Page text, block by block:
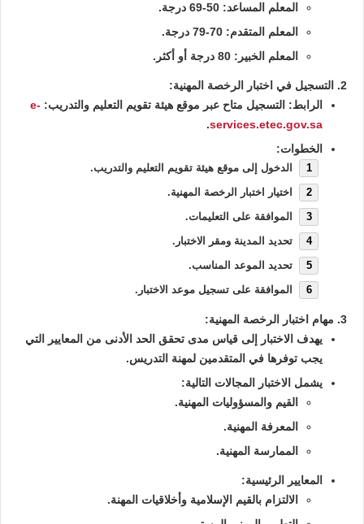
المعلم المساعد: 50-69 درجة.
المعلم المتقدم: 70-79 درجة.
المعلم الخبير: 80 درجة أو أكثر.
2. التسجيل في اختبار الرخصة المهنية:
الرابط: التسجيل متاح عبر موقع هيئة تقويم التعليم والتدريب: e-
services.etec.gov.sa
.
الخطوات:
الدخول إلى موقع هيئة تقويم التعليم والتدريب.
اختيار اختبار الرخصة المهنية.
الموافقة على التعليمات.
تحديد المدينة ومقر الاختبار.
تحديد الموعد المناسب.
الموافقة على تسجيل موعد الاختبار.
3. مهام اختبار الرخصة المهنية:
يهدف الاختبار إلى قياس مدى تحقق الحد الأدنى من المعايير التي
يجب توفرها في المتقدمين لمهنة التدريس.
يشمل الاختبار المجالات التالية:
القيم والمسؤوليات المهنية.
المعرفة المهنية.
الممارسة المهنية.
المعايير الرئيسية:
الالتزام بالقيم الإسلامية وأخلاقيات المهنة.